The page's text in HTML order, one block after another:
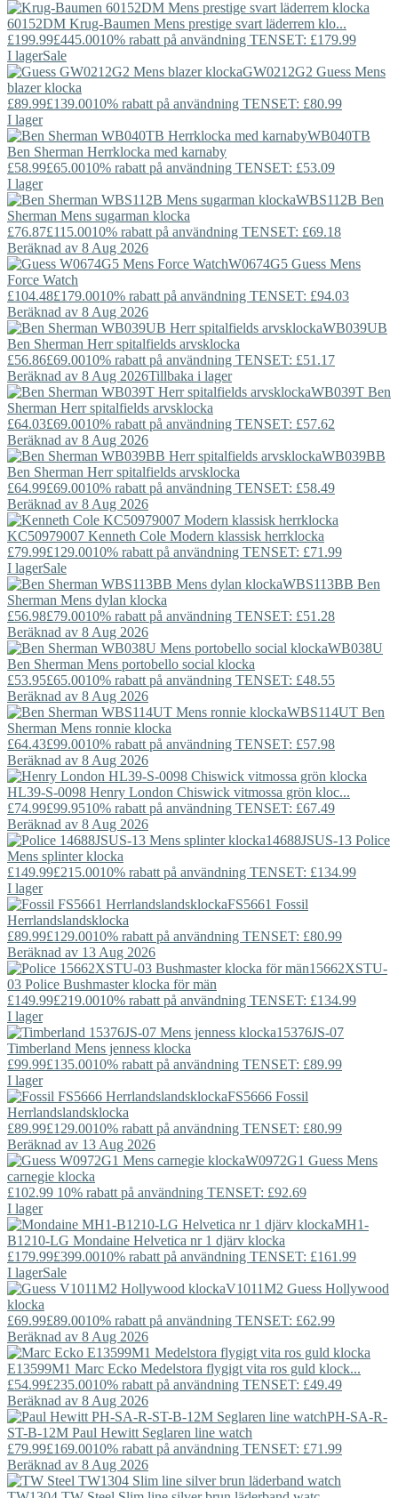
60152DM Krug-Baumen Mens prestige svart läderrem klo...
£199.99£445.0010% rabatt på användning TENSET: £179.99
I lagerSale
GW0212G2 Guess Mens
blazer klocka
£89.99£139.0010% rabatt på användning TENSET: £80.99
I lager
WB040TB
Ben Sherman Herrklocka med karnaby
£58.99£65.0010% rabatt på användning TENSET: £53.09
I lager
WBS112B Ben
Sherman Mens sugarman klocka
£76.87£115.0010% rabatt på användning TENSET: £69.18
Beräknad av 8 Aug 2026
W0674G5 Guess Mens
Force Watch
£104.48£179.0010% rabatt på användning TENSET: £94.03
Beräknad av 8 Aug 2026
WB039UB
Ben Sherman Herr spitalfields arvsklocka
£56.86£69.0010% rabatt på användning TENSET: £51.17
Beräknad av 8 Aug 2026Tillbaka i lager
WB039T Ben
Sherman Herr spitalfields arvsklocka
£64.03£69.0010% rabatt på användning TENSET: £57.62
Beräknad av 8 Aug 2026
WB039BB
Ben Sherman Herr spitalfields arvsklocka
£64.99£69.0010% rabatt på användning TENSET: £58.49
Beräknad av 8 Aug 2026
KC50979007 Kenneth Cole Modern klassisk herrklocka
£79.99£129.0010% rabatt på användning TENSET: £71.99
I lagerSale
WBS113BB Ben
Sherman Mens dylan klocka
£56.98£79.0010% rabatt på användning TENSET: £51.28
Beräknad av 8 Aug 2026
WB038U
Ben Sherman Mens portobello social klocka
£53.95£65.0010% rabatt på användning TENSET: £48.55
Beräknad av 8 Aug 2026
WBS114UT Ben
Sherman Mens ronnie klocka
£64.43£99.0010% rabatt på användning TENSET: £57.98
Beräknad av 8 Aug 2026
HL39-S-0098 Henry London Chiswick vitmossa grön kloc...
£74.99£99.9510% rabatt på användning TENSET: £67.49
Beräknad av 8 Aug 2026
14688JSUS-13 Police
Mens splinter klocka
£149.99£215.0010% rabatt på användning TENSET: £134.99
I lager
FS5661 Fossil
Herrlandslandsklocka
£89.99£129.0010% rabatt på användning TENSET: £80.99
Beräknad av 13 Aug 2026
15662XSTU-
03 Police Bushmaster klocka för män
£149.99£219.0010% rabatt på användning TENSET: £134.99
I lager
15376JS-07
Timberland Mens jenness klocka
£99.99£135.0010% rabatt på användning TENSET: £89.99
I lager
FS5666 Fossil
Herrlandslandsklocka
£89.99£129.0010% rabatt på användning TENSET: £80.99
Beräknad av 13 Aug 2026
W0972G1 Guess Mens
carnegie klocka
£102.99 10% rabatt på användning TENSET: £92.69
I lager
MH1-
B1210-LG Mondaine Helvetica nr 1 djärv klocka
£179.99£399.0010% rabatt på användning TENSET: £161.99
I lagerSale
V1011M2 Guess Hollywood
klocka
£69.99£89.0010% rabatt på användning TENSET: £62.99
Beräknad av 8 Aug 2026
E13599M1 Marc Ecko Medelstora flygigt vita ros guld klock...
£54.99£235.0010% rabatt på användning TENSET: £49.49
Beräknad av 8 Aug 2026
PH-SA-R-
ST-B-12M Paul Hewitt Seglaren line watch
£79.99£169.0010% rabatt på användning TENSET: £71.99
Beräknad av 8 Aug 2026